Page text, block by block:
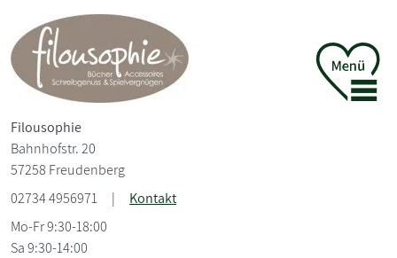
Filousophie
Bahnhofstr. 20
57258 Freudenberg
02734 4956971
|
Kontakt
Mo-Fr 9:30-18:00
Sa 9:30-14:00